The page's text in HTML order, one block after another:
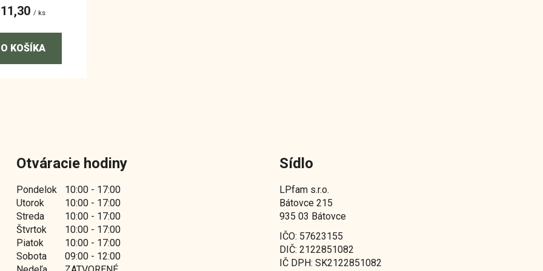
/ ks
KOŠÍKA
Otváracie hodiny
Pondelok
10:00 - 17:00
Utorok
10:00 - 17:00
Streda
10:00 - 17:00
Štvrtok
10:00 - 17:00
Piatok
10:00 - 17:00
Sobota
09:00 - 12:00
Sídlo
LPfam s.r.o.
Bátovce 215
935 03 Bátovce
IČO: 57623155
DIČ: 2122851082
IČ DPH: SK2122851082